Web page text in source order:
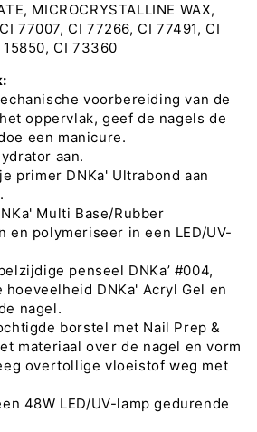
MICROCRYSTALLINE WAX,
77007, CI 77266, CI 77491, CI
CI 73360
voorbereiding van de
oppervlak, geef de nagels de
een manicure.
aan.
primer DNKa' Ultrabond aan
Multi Base/Rubber
en polymeriseer in een LED/UV-
penseel DNKa’ #004,
hoeveelheid DNKa' Acryl Gel en
nagel.
borstel met Nail Prep &
materiaal over de nagel en vorm
overtollige vloeistof weg met
48W LED/UV-lamp gedurende